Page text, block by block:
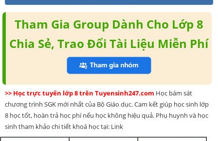
Tham Gia Group Dành Cho Lớp 8
Chia Sẻ, Trao Đổi Tài Liệu Miễn Phí
>> Học trực tuyến lớp 8 trên Tuyensinh247.com Học bám sát
chương trình SGK mới nhất của Bộ Giáo dục. Cam kết giúp học sinh lớp
8 học tốt, hoàn trả học phí nếu học không hiệu quả. Phụ huynh và học
sinh tham khảo chi tiết khoá học tại: Link